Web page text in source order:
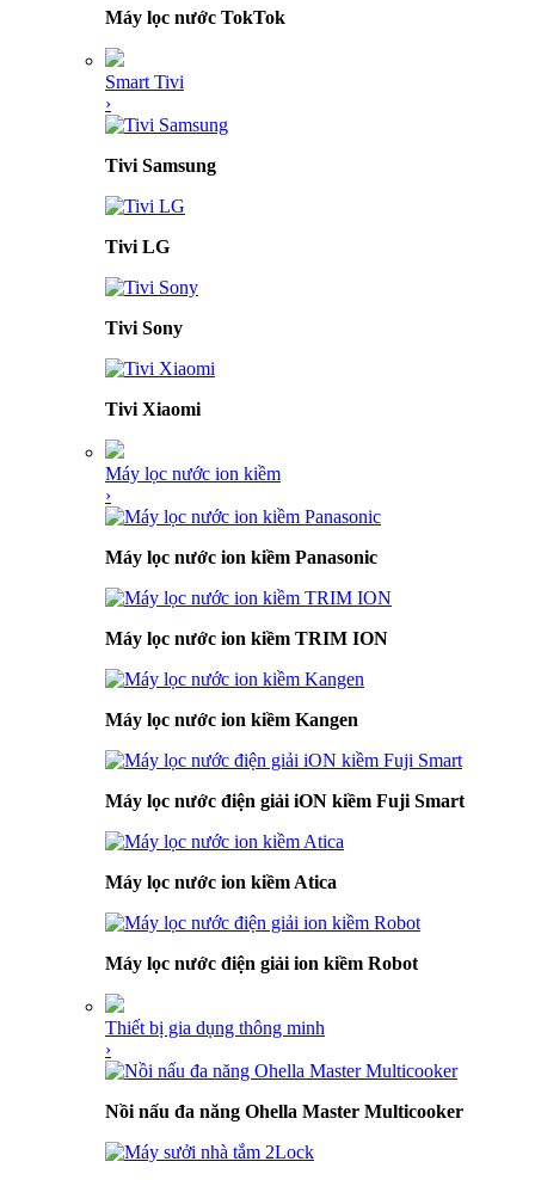
Máy lọc nước TokTok
Smart Tivi
›
Tivi Samsung
Tivi LG
Tivi Sony
Tivi Xiaomi
Máy lọc nước ion kiềm
›
Máy lọc nước ion kiềm Panasonic
Máy lọc nước ion kiềm TRIM ION
Máy lọc nước ion kiềm Kangen
Máy lọc nước điện giải iON kiềm Fuji Smart
Máy lọc nước ion kiềm Atica
Máy lọc nước điện giải ion kiềm Robot
Thiết bị gia dụng thông minh
›
Nồi nấu đa năng Ohella Master Multicooker